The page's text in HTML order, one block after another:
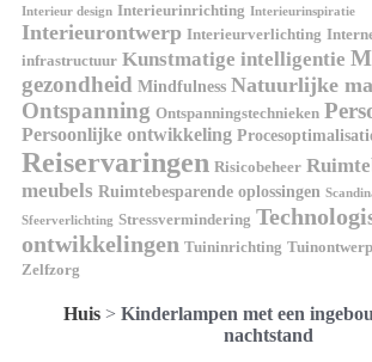
Interieur design Interieurinrichting Interieurinspiratie
Interieurontwerp Interieurverlichting
infrastructuur Kunstmatige intelligentie
gezondheid Mindfulness Natuurlijke
Ontspanning Ontspanningstechnieken
Persoonlijke ontwikkeling
Reiservaringen Risicobeheer
meubels Ruimtebesparende oplossingen
Sfeerverlichting Stressvermindering
ontwikkelingen Tuininrichting Tuinontwerp
Zelfzorg
Huis > Kinderlampen met een
nachtstand